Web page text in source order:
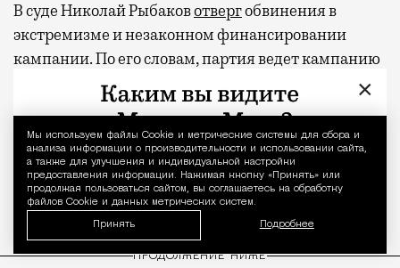
Уведомление
Мы используем файлы Сookie и метрические системы для сбора и
анализа информации о производительности и использовании сайта,
а также для улучшения и индивидуальной настройки
предоставления информации. Нажимая кнопку «Принять» или
продолжая пользоваться сайтом, вы соглашаетесь на обработку
файлов Cookie и данных метрических систем.
Принять Подробнее
В суде Николай Рыбаковотвергобвинения в
экстремизме и незаконном финансировании
кампании. По его словам, партия ведет кампанию
исключительно на пожертвования российских
граждан, а ее главная задача — «сохранить жизни
людей и не допустить ядерной войны». Говоря о
пацифистской позиции «Яблока», Рыбаков
напомнил, что необходимость переговоров по
Украине публично признавал и Владимир Путин.
ПРОДОЛЖЕНИЕ НИЖЕ
×